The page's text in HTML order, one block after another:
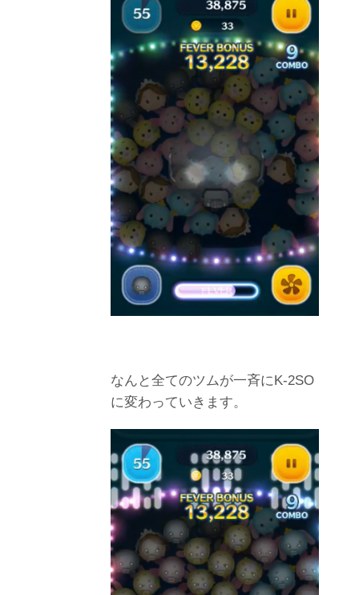
なんと全てのツムが一斉にK-2SO
に変わっていきます。